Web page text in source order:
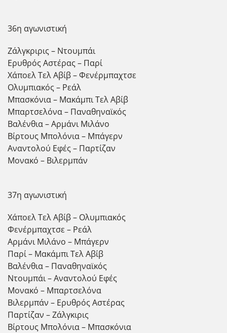
36η αγωνιστική
Ζάλγκριρις – Ντουμπάι
Ερυθρός Αστέρας – Παρί
Χάποελ Τελ Αβίβ – Φενέρμπαχτσε
Ολυμπιακός – Ρεάλ
Μπασκόνια – Μακάμπι Τελ Αβίβ
Μπαρτσελόνα – Παναθηναϊκός
Βαλένθια – Αρμάνι Μιλάνο
Βίρτους Μπολόνια – Μπάγερν
Αναντολού Εφές – Παρτίζαν
Μονακό – Βιλερμπάν
37η αγωνιστική
Χάποελ Τελ Αβίβ – Ολυμπιακός
Φενέρμπαχτσε – Ρεάλ
Αρμάνι Μιλάνο – Μπάγερν
Παρί – Μακάμπι Τελ Αβίβ
Βαλένθια – Παναθηναϊκός
Ντουμπάι – Αναντολού Εφές
Μονακό – Μπαρτσελόνα
Βιλερμπάν – Ερυθρός Αστέρας
Παρτίζαν – Ζάλγκιρις
Βίρτους Μπολόνια – Μπασκόνια